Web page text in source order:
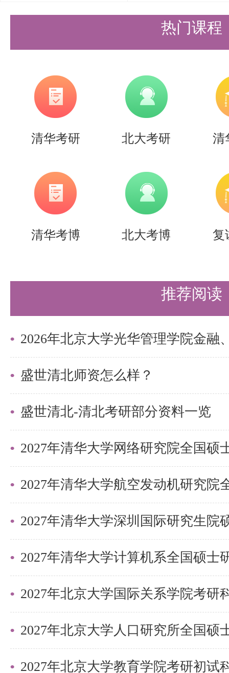
满分为4分核算）。
名，请申请人登录清华大学研究
（https://yzbm.tsinghua.edu.cn）
手续。
3.材料提交
申请人将以下材料在申请时间内
（3）本科及硕士研究生学业成绩
注册备案表》或《教育部学籍在
位证书（须附学信网《中国高等
证书电子注册备案表》或《教育
告》）、硕士学位证书（须附学
在线验证报告》），其中应届生
（5）两封与报考专业相关的职称
或以上的专家推荐信
（6）清华大学研究生招生考生诚
（7）《申请攻读博士学位研究生
（8）其他可证明科研水平和能力
（9）个人简历
注1：申请人在线邀请两位与报
热门课程
清华考研 北大考研 清
清华考博 北大考博 复
推荐阅读
盛世清北师资怎么样？
盛世清北-清北考研部分资料一览
2027年清华大学深圳国际研究生院
2027年北京大学国际关系学院考研
2027年北京大学教育学院考研初试